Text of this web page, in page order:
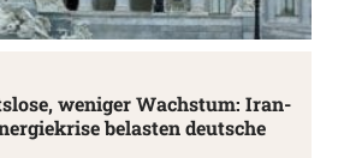
weniger Wachstum: Iran-
belasten deutsche